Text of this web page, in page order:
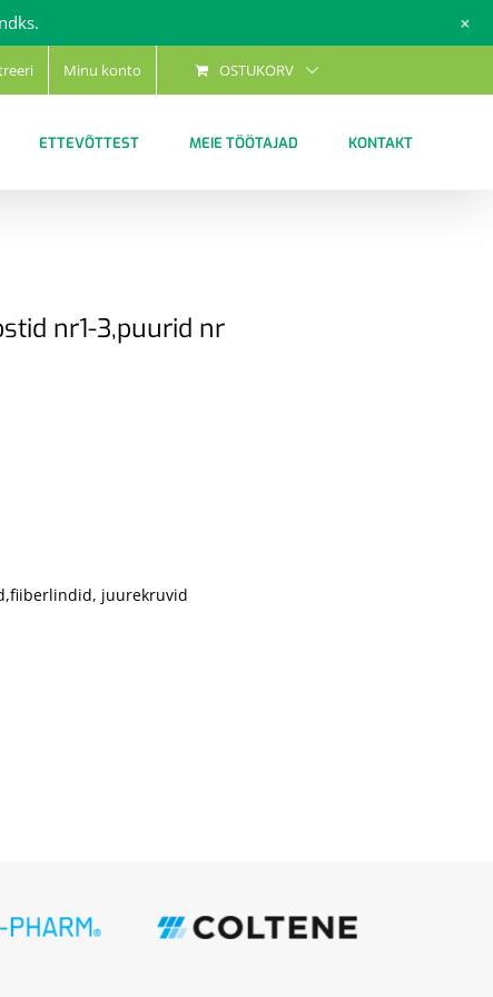
Minu konto OSTUKORV
ETTEVÕTTEST MEIE TÖÖTAJAD KONTAKT
nr1-3,puurid nr
juurekruvid
+